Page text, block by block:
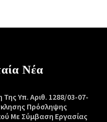
Νέα
Υπ. Αριθ. 1288/03-07-
Πρόσληψης
Με Σύμβαση Εργασίας